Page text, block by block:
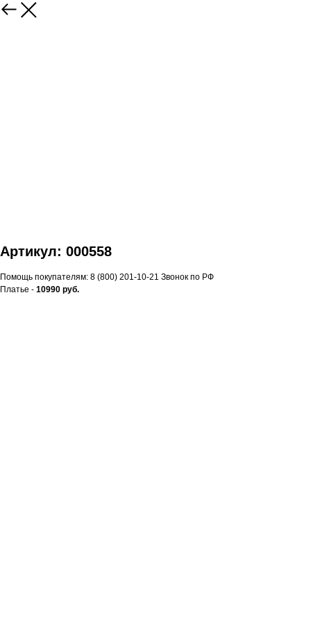
Артикул: 000558
Помощь покупателям: 8 (800) 201-10-21 Звонок по РФ
Платье - 10990 руб.